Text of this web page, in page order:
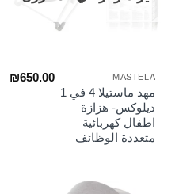
MASTELA
مهد ماستيلا 4 في 1
ديلوكس- هزازة
اطفال كهربائية
متعددة الوظائف
₪650.00